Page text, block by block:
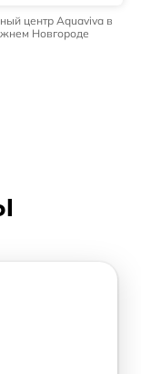
центр Aquaviva в
Новгороде